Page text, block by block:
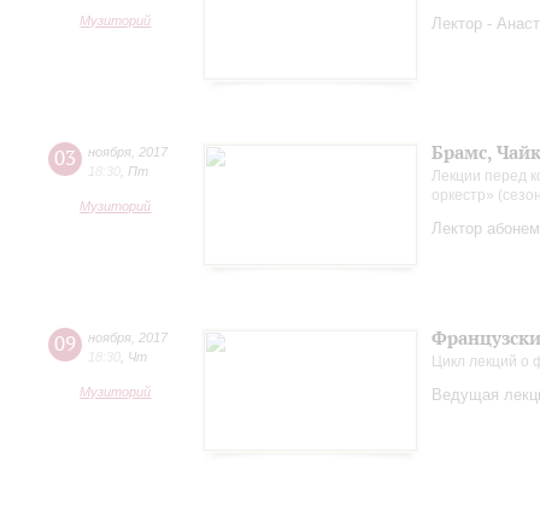
Музиторий Лектор -
03 ноября 2017
18:30 Пт
Музиторий
Брамс,
Лекции перед
оркестр»
Лектор
09 ноября 2017
18:30 Чт
Музиторий
Цикл лекций о
Ведущая